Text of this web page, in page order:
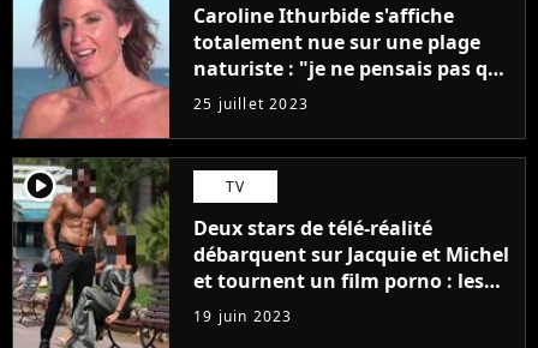
Caroline Ithurbide s'affiche
totalement nue sur une plage
naturiste : "je ne pensais pas que
j'arriverais à le faire..."
25 juillet 2023
player2 TV
Deux stars de télé-réalité
débarquent sur Jacquie et Michel
et tournent un film porno : les
premières images du tournage
(exclu)
19 juin 2023